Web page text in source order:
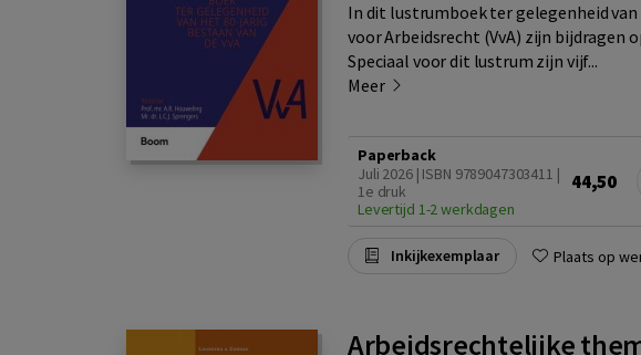
In dit lustrumboek ter gelegenheid
voor Arbeidsrecht (VvA) zijn bijdragen
Speciaal voor dit lustrum zijn vijf...
Meer
Paperback
Juli 2026 | ISBN 9789047303411 |
1e druk
Levertijd 1-2 werkdagen
44,50
Inkijkexemplaar Plaats op
Arbeidsrechtelijke